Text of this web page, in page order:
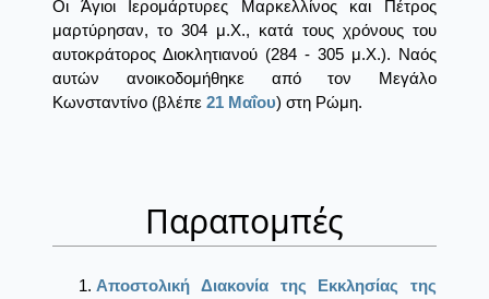
Οι Άγιοι Ιερομάρτυρες Μαρκελλίνος και Πέτρος
μαρτύρησαν, το 304 μ.Χ., κατά τους χρόνους του
αυτοκράτορος Διοκλητιανού (284 - 305 μ.Χ.). Ναός
αυτών ανοικοδομήθηκε από τον Μεγάλο
Κωνσταντίνο (βλέπε 21 Μαΐου) στη Ρώμη.
Παραπομπές
Αποστολική Διακονία της Εκκλησίας της